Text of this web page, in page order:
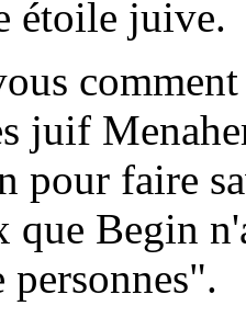
étoile juive.
juif
pour faire
que Begin
personnes".